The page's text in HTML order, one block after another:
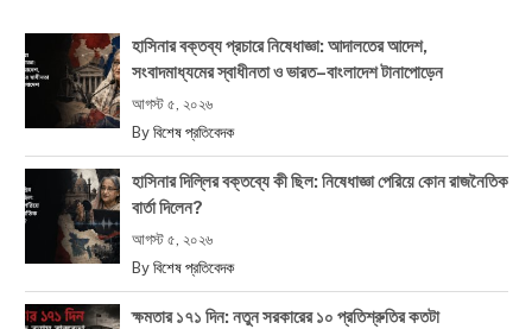
হাসিনার বক্তব্য প্রচারে নিষেধাজ্ঞা: আদালতের আদেশ,
সংবাদমাধ্যমের স্বাধীনতা ও ভারত–বাংলাদেশ টানাপোড়েন
আগস্ট ৫, ২০২৬
By বিশেষ প্রতিবেদক
হাসিনার দিল্লির বক্তব্যে কী ছিল: নিষেধাজ্ঞা পেরিয়ে কোন রাজনৈতিক
বার্তা দিলেন?
আগস্ট ৫, ২০২৬
By বিশেষ প্রতিবেদক
ক্ষমতার ১৭১ দিন: নতুন সরকারের ১০ প্রতিশ্রুতির কতটা